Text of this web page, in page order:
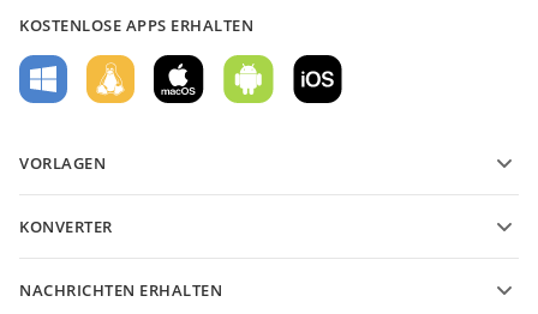
KOSTENLOSE APPS ERHALTEN
VORLAGEN
Vorlagen für Textdokumente
KONVERTER
Konvertieren Sie Tabellenkalkulationen
NACHRICHTEN ERHALTEN